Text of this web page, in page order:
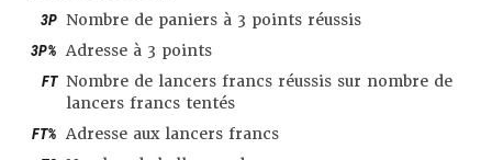
3P Nombre de paniers à 3 points réussis
3P% Adresse à 3 points
FT Nombre de lancers francs réussis sur nombre de
lancers francs tentés
FT% Adresse aux lancers francs